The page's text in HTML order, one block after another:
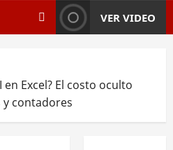
VER VIDEO
en Excel? El costo oculto
y contadores